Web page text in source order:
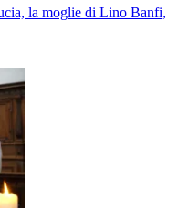
la moglie di Lino Banfi,